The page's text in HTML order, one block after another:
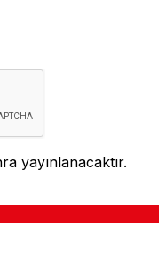
yayınlanacaktır.